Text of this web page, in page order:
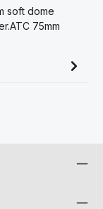
soft dome
75mm